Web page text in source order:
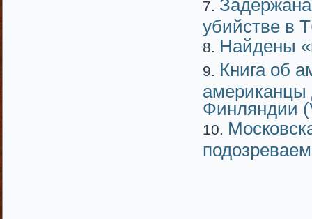
убийстве в
Найдены
Книга об
американцы
Финляндии